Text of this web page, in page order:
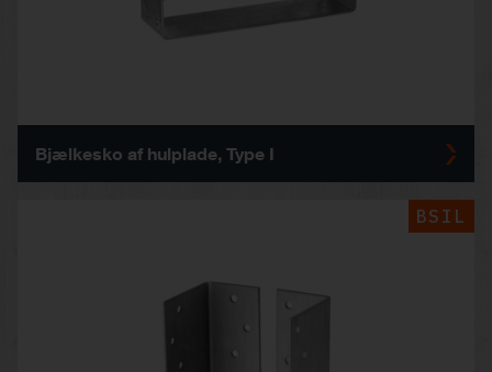
Bjælkesko af hulplade, Type I
BSIL